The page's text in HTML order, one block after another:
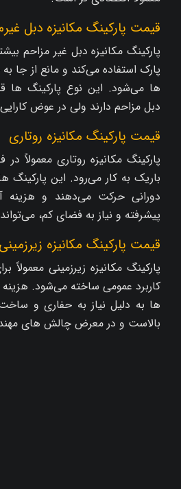
قیمت پارکینگ مکانیزه دبل
پارکینگ مکانیزه دبل غیر مزاحم
پارک استفاده می‌کند و مانع از جا
ها می‌شود. این نوع پارکینگ‌ ها
دبل مزاحم دارند ولی در عوض
قیمت پارکینگ مکانیزه روتاری
پارکینگ مکانیزه روتاری معمولاً
باریک به کار می‌رود. این
دورانی حرکت می‌دهند و هزینه
پیشرفته و نیاز به فضای کم،
قیمت پارکینگ مکانیزه زیرزمینی
پارکینگ مکانیزه زیرزمینی معمولاً
کاربرد عمومی ساخته می‌شود.
ها به دلیل نیاز به حفاری و
بالاست و در معرض چالش‌ های